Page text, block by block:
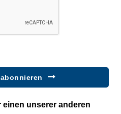
unserer anderen